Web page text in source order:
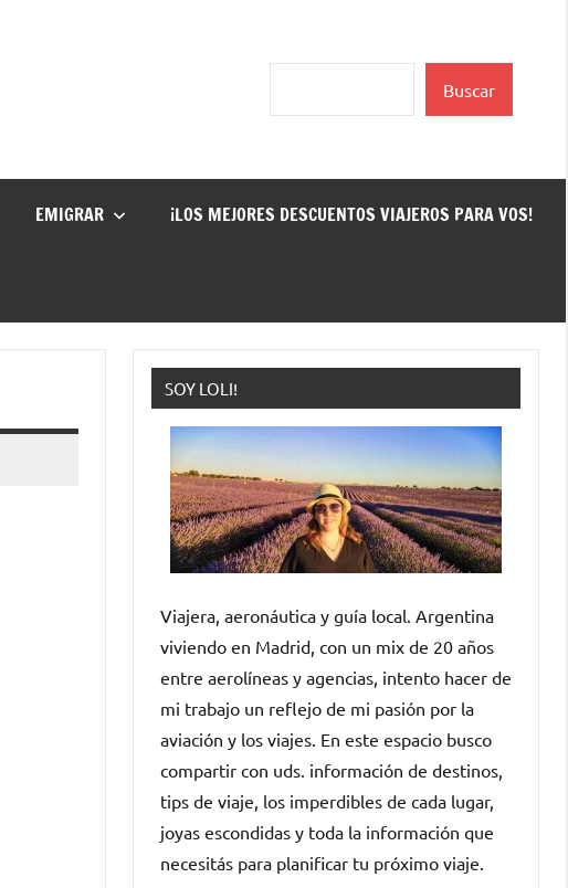
Buscar
EMIGRAR ¡LOS MEJORES DESCUENTOS VIAJEROS PARA VOS!
SOY LOLI!
Viajera, aeronáutica y guía local. Argentina
viviendo en Madrid, con un mix de 20 años
entre aerolíneas y agencias, intento hacer de
mi trabajo un reflejo de mi pasión por la
aviación y los viajes. En este espacio busco
compartir con uds. información de destinos,
tips de viaje, los imperdibles de cada lugar,
joyas escondidas y toda la información que
necesitás para planificar tu próximo viaje.